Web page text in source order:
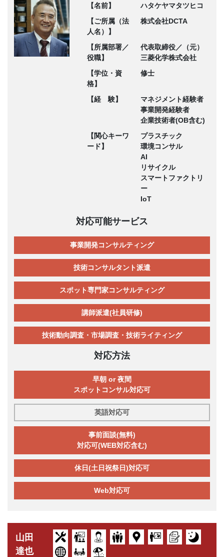
【名前】
ハタケヤマタツヒコ
【ご所属（法
人名）】
株式会社DCTA
【所属部署／
役職】
代表取締役／（元）
三菱化学株式会社
【学位・資
格】
修士
【経 験】
マネジメント経験者
事業開発経験者
企業技術者(OB含む)
【関心キーワ
ード】
プラスチック
環境コンサル
AI
リサイクル
スマートファクトリ
ー
IoT
対応可能サービス
事業開発コンサルティング
技術コンサルタント派遣
スポット専門家コンサルティング
講師派遣(社員研修)
技術動向調査・市場調査・技術ライティング
対応方法
早朝 or 夜間
スポットコンサル対応可
英語対応可
事前面談(無料)
対応可(WEB対応含む)
休日(土日祝祭日)対応可
Web対応可
山田
達也